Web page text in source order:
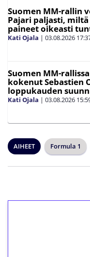
Suomen MM-rallin
Pajari paljasti,
paineet oikeasti
Kati Ojala | 03.08.2026
Suomen MM-
kokenut Sebastien
loppukauden
Kati Ojala | 03.08.2026
AIHEET Formula 1